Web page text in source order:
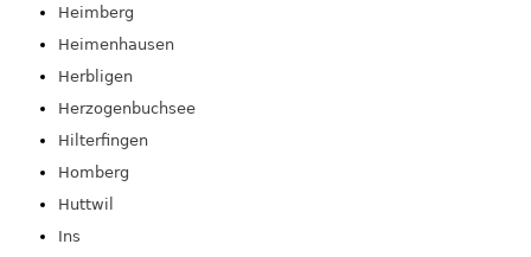
Heimberg
Heimenhausen
Herbligen
Herzogenbuchsee
Hilterfingen
Homberg
Huttwil
Ins